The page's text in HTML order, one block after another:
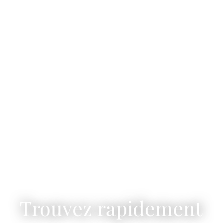
Trouvez rapidement